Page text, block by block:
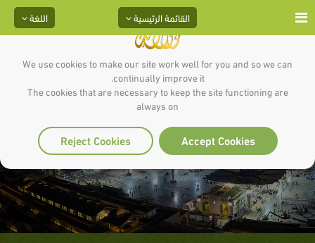
We use cookies to make our site work well for you and so we can
continually improve it.
The cookies that are necessary to keep the site functioning are
always on
Accept Cookies
Reject Cookies
اللغة القائمة الرئيسية
الذكر والغفلة